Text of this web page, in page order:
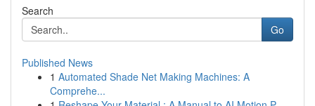
Search
Go
Published News
1 Automated Shade Net Making Machines: A
Comprehe...